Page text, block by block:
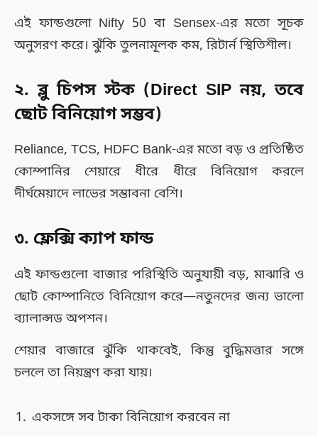
এই ফান্ডগুলো Nifty 50 বা Sensex-এর মতো সূচক
অনুসরণ করে। ঝুঁকি তুলনামূলক কম, রিটার্ন স্থিতিশীল।
২️. ব্লু চিপস স্টক (Direct SIP নয়, তবে
ছোট বিনিয়োগ সম্ভব)
Reliance, TCS, HDFC Bank-এর মতো বড় ও প্রতিষ্ঠিত
কোম্পানির শেয়ারে ধীরে ধীরে বিনিয়োগ করলে
দীর্ঘমেয়াদে লাভের সম্ভাবনা বেশি।
৩️. ফ্লেক্সি ক্যাপ ফান্ড
এই ফান্ডগুলো বাজার পরিস্থিতি অনুযায়ী বড়, মাঝারি ও
ছোট কোম্পানিতে বিনিয়োগ করে—নতুনদের জন্য ভালো
ব্যালান্সড অপশন।
শেয়ার বাজারে ঝুঁকি থাকবেই, কিন্তু বুদ্ধিমত্তার সঙ্গে
চললে তা নিয়ন্ত্রণ করা যায়।
একসঙ্গে সব টাকা বিনিয়োগ করবেন না